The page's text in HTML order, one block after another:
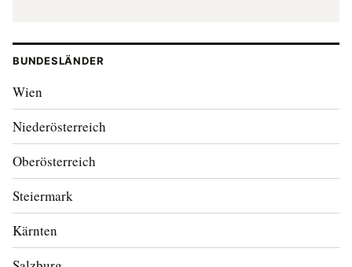
BUNDESLÄNDER
Wien
Niederösterreich
Oberösterreich
Steiermark
Kärnten